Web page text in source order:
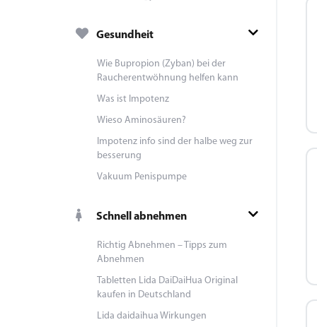
Gesundheit
Wie Bupropion (Zyban) bei der
Raucherentwöhnung helfen kann
Was ist Impotenz
Wieso Aminosäuren?
Impotenz info sind der halbe weg zur
besserung
Vakuum Penispumpe
Schnell abnehmen
Richtig Abnehmen – Tipps zum
Abnehmen
Tabletten Lida DaiDaiHua Original
kaufen in Deutschland
Lida daidaihua Wirkungen